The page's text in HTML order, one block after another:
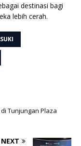
destinasi bagi
lebih cerah.
Tunjungan Plaza
NEXT